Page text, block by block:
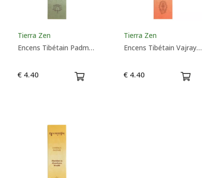
Tierra Zen
Encens Tibétain Padmasambhava - Vœux exaucés
€ 4.40
Tierra Zen
Encens Tibétain Vajrayogini - Méditation
€ 4.40